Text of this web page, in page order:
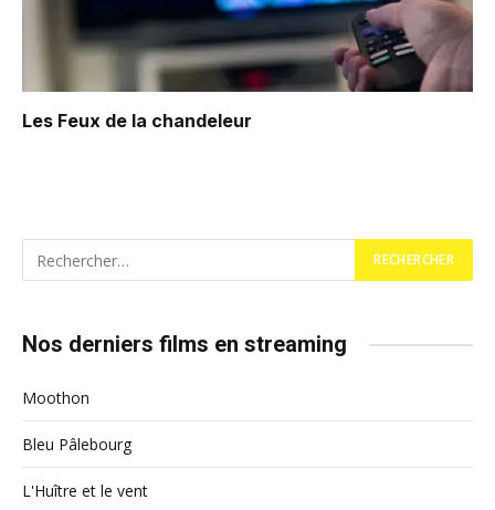
Les Feux de la chandeleur
Nos derniers films en streaming
Moothon
Bleu Pâlebourg
L'Huître et le vent